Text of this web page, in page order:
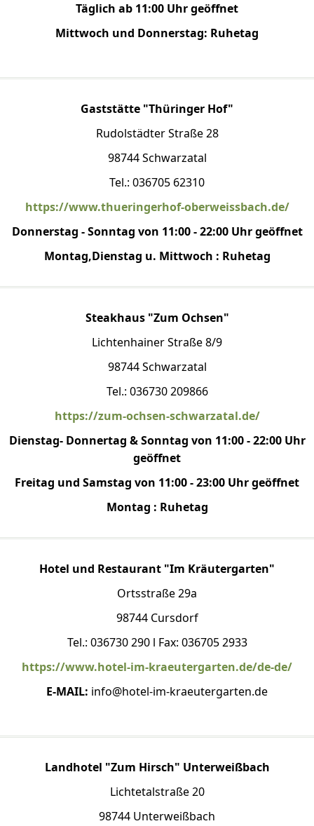
Täglich ab 11:00 Uhr geöffnet
Mittwoch und Donnerstag: Ruhetag
Gaststätte "Thüringer Hof"
Rudolstädter Straße 28
98744 Schwarzatal
Tel.: 036705 62310
https://www.thueringerhof-oberweissbach.de/
Donnerstag - Sonntag von 11:00 - 22:00 Uhr geöffnet
Montag,Dienstag u. Mittwoch : Ruhetag
Steakhaus "Zum Ochsen"
Lichtenhainer Straße 8/9
98744 Schwarzatal
Tel.: 036730 209866
https://zum-ochsen-schwarzatal.de/
Dienstag- Donnertag & Sonntag von 11:00 - 22:00 Uhr
geöffnet
Freitag und Samstag von 11:00 - 23:00 Uhr geöffnet
Montag : Ruhetag
Hotel und Restaurant "Im Kräutergarten"
Ortsstraße 29a
98744 Cursdorf
Tel.: 036730 290 l Fax: 036705 2933
https://www.hotel-im-kraeutergarten.de/de-de/
E-MAIL: info@hotel-im-kraeutergarten.de
Landhotel "Zum Hirsch" Unterweißbach
Lichtetalstraße 20
98744 Unterweißbach